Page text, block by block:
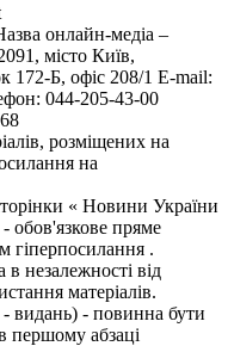
онлайн-медіа –
місто Київ,
Б, офіс 208/1 E-mail:
044-205-43-00
розміщених на
на
« Новини України
- обов'язкове пряме
гіперпосилання .
незалежності від
матеріалів.
- видань) - повинна бути
першому абзаці